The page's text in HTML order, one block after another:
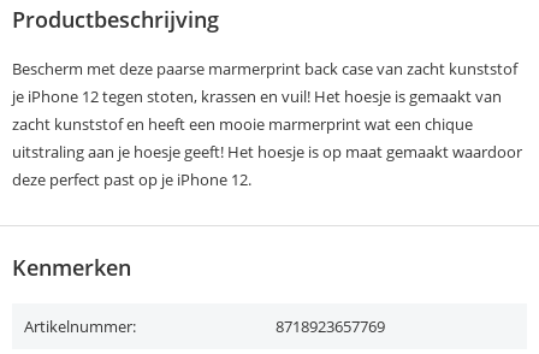
Productbeschrijving
Bescherm met deze paarse marmerprint back case van zacht kunststof
je iPhone 12 tegen stoten, krassen en vuil! Het hoesje is gemaakt van
zacht kunststof en heeft een mooie marmerprint wat een chique
uitstraling aan je hoesje geeft! Het hoesje is op maat gemaakt waardoor
deze perfect past op je iPhone 12.
Kenmerken
Artikelnummer: 8718923657769